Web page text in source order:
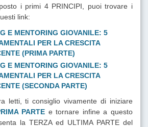
i primi 4 PRINCIPI, puoi trovare i
link:
E MENTORING GIOVANILE: 5
PER LA CRESCITA
(PRIMA PARTE)
E MENTORING GIOVANILE: 5
PER LA CRESCITA
(SECONDA PARTE)
letti, ti consiglio vivamente di iniziare
PARTE e tornare infine a questo
la TERZA ed ULTIMA PARTE del